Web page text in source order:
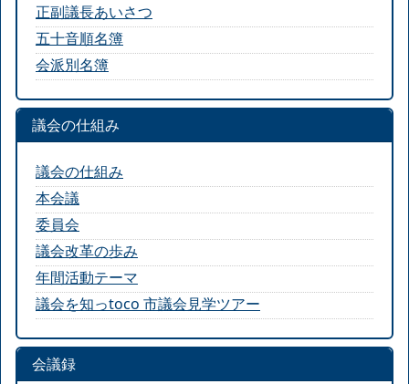
正副議長あいさつ
五十音順名簿
会派別名簿
議会の仕組み
議会の仕組み
本会議
委員会
議会改革の歩み
年間活動テーマ
議会を知っtoco 市議会見学ツアー
会議録